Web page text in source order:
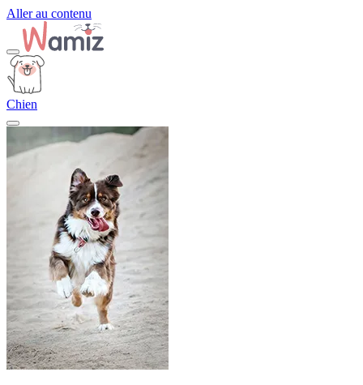
Aller au contenu
Chien